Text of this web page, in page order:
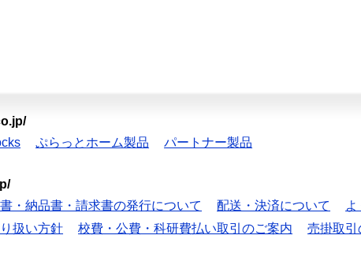
ぷらっとホーム製品 パートナー製品
・納品書・請求書の発行について 配送・決済について
扱い方針 校費・公費・科研費払い取引のご案内 売掛取引